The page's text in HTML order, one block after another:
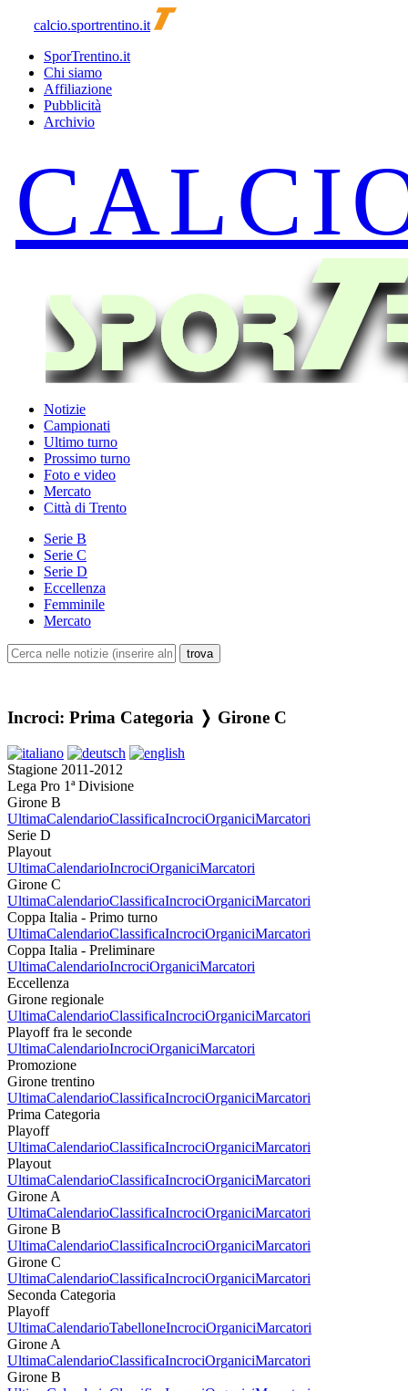
calcio.sportrentino.it
SporTrentino.it
Chi siamo
Affiliazione
Pubblicità
Archivio
Notizie
Campionati
Ultimo turno
Prossimo turno
Foto e video
Mercato
Città di Trento
Serie B
Serie C
Serie D
Eccellenza
Femminile
Mercato
Incroci: Prima Categoria ❭ Girone C
Stagione 2011-2012
Lega Pro 1ª Divisione
Girone B
UltimaCalendarioClassificaIncrociOrganiciMarcatori
Serie D
Playout
UltimaCalendarioIncrociOrganiciMarcatori
Girone C
UltimaCalendarioClassificaIncrociOrganiciMarcatori
Coppa Italia - Primo turno
UltimaCalendarioClassificaIncrociOrganiciMarcatori
Coppa Italia - Preliminare
UltimaCalendarioIncrociOrganiciMarcatori
Eccellenza
Girone regionale
UltimaCalendarioClassificaIncrociOrganiciMarcatori
Playoff fra le seconde
UltimaCalendarioIncrociOrganiciMarcatori
Promozione
Girone trentino
UltimaCalendarioClassificaIncrociOrganiciMarcatori
Prima Categoria
Playoff
UltimaCalendarioClassificaIncrociOrganiciMarcatori
Playout
UltimaCalendarioClassificaIncrociOrganiciMarcatori
Girone A
UltimaCalendarioClassificaIncrociOrganiciMarcatori
Girone B
UltimaCalendarioClassificaIncrociOrganiciMarcatori
Girone C
UltimaCalendarioClassificaIncrociOrganiciMarcatori
Seconda Categoria
Playoff
UltimaCalendarioTabelloneIncrociOrganiciMarcatori
Girone A
UltimaCalendarioClassificaIncrociOrganiciMarcatori
Girone B